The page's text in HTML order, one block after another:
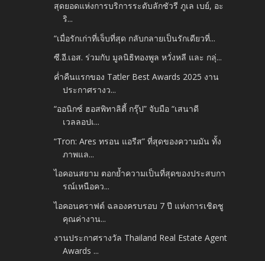
สุดยอดแห่งการบริการระดับลักชัวรี ภูเล เบย์, อะ
ริ...
“เมื่อรักเก่าที่เจ็บที่สุด กลับกลายเป็นรักเดียวที่...
ซี.อี.เอส. ร่วมกับ มูลนิธิทองพูล หวั่งหลี และ กลุ่...
ค่ำคืนแรกของ Tatler Best Awards 2025 งาน
ประกาศรางว...
“ออนิกซ์ ฮอสพิทาลิตี้ กรุ๊ป” จับมือ “เสนาดี
เวลลอปเ...
“Tron: Ares ทรอน แอรีส” ที่สุดของความมัน ทั้ง
ภาพแล...
ไอคอนสยาม ตอกย้ำความเป็นที่สุดของประสบกา
รณ์เหนือคว...
ไอคอนคราฟต์ ฉลองครบรอบ 7 ปี แห่งการเชิดชู
คุณค่างาน...
งานประกาศรางวัล Thailand Real Estate Agent
Awards ...